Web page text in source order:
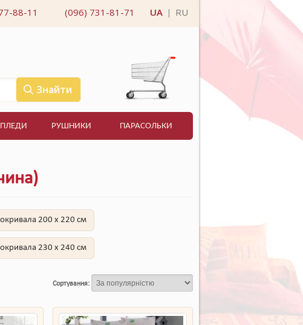
88-11 (096) 731-81-71 UA RU
Знайти
ПЛЕДИ РУШНИКИ ПАРАСОЛЬКИ
200 x 220 см
230 x 240 см
Сортування: